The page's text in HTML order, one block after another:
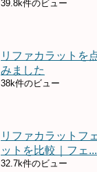
39.8k件のビュー
リファカラットを
みました
38k件のビュー
リファカラットフ
ットを比較｜フェ...
32.7k件のビュー